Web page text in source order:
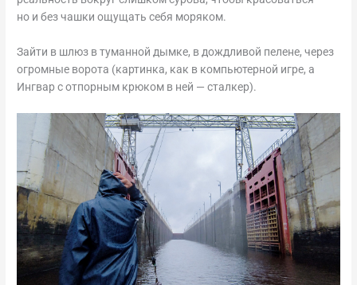
но и без чашки ощущать себя моряком.
Зайти в шлюз в туманной дымке, в дождливой пелене, через
огромные ворота (картинка, как в компьютерной игре, а
Ингвар с отпорным крюком в ней — сталкер).